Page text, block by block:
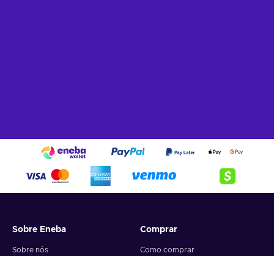
Sobre Eneba
Sobre nós
Comprar
Como comprar